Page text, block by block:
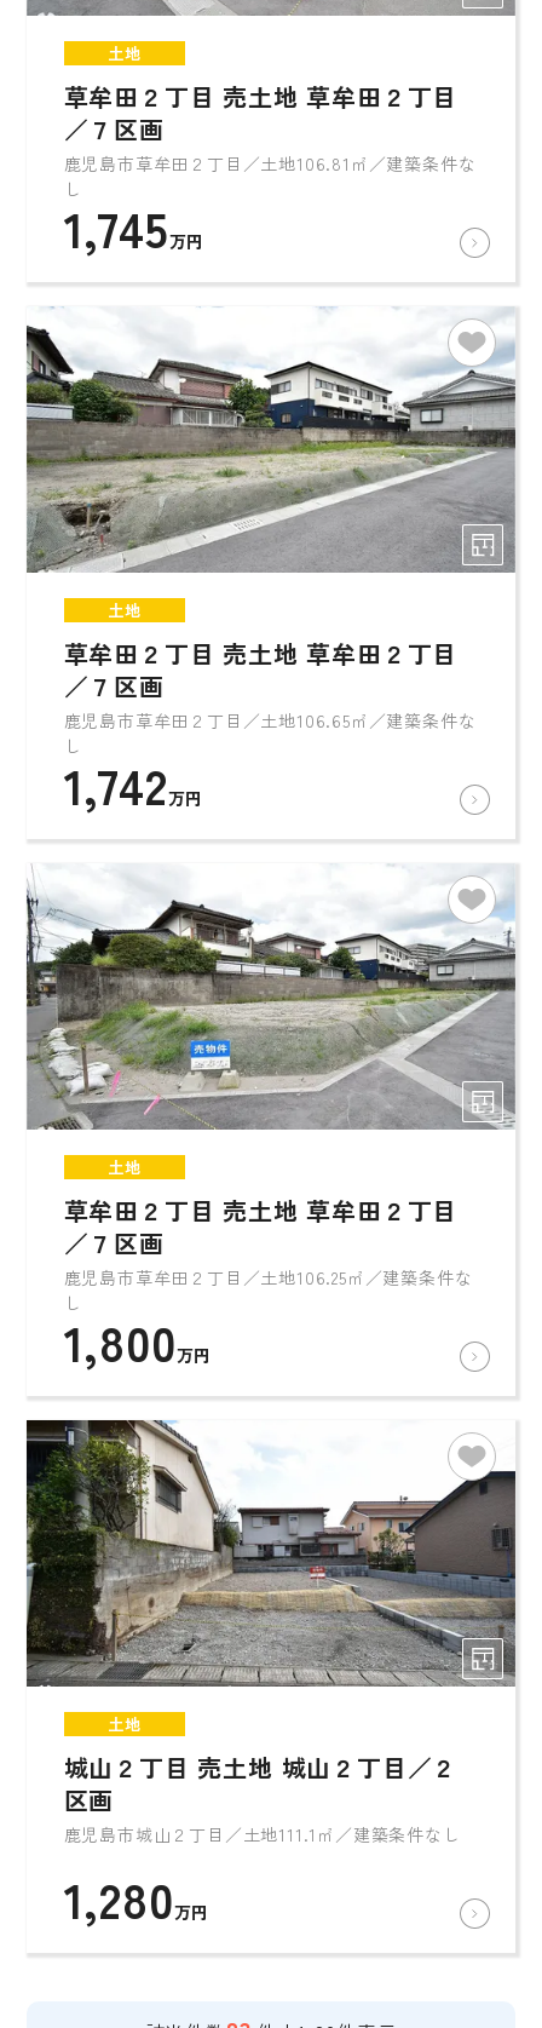
土地
草牟田２丁目 売土地 草牟田２丁目
／７区画
鹿児島市草牟田２丁目／土地106.81㎡／建築条件な
し
1,745万円
土地
草牟田２丁目 売土地 草牟田２丁目
／７区画
鹿児島市草牟田２丁目／土地106.65㎡／建築条件な
し
1,742万円
土地
草牟田２丁目 売土地 草牟田２丁目
／７区画
鹿児島市草牟田２丁目／土地106.25㎡／建築条件な
し
1,800万円
土地
城山２丁目 売土地 城山２丁目／２
区画
鹿児島市城山２丁目／土地111.1㎡／建築条件なし
1,280万円